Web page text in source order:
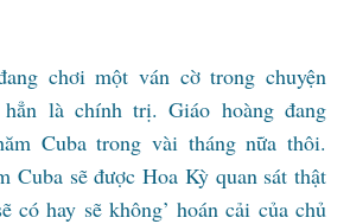
chơi một ván cờ trong chuyện
là chính trị. Giáo hoàng đang
Cuba trong vài tháng nữa thôi.
Cuba sẽ được Hoa Kỳ quan sát thật
có hay sẽ không’ hoán cải của chủ